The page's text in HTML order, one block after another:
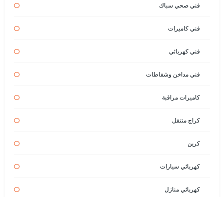
فني صحي سباك
فني كاميرات
فني كهربائي
فني مداخن وشفاطات
كاميرات مراقبة
كراج متنقل
كرين
كهربائي سيارات
كهربائي منازل